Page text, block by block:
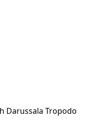
Darussala Tropodo